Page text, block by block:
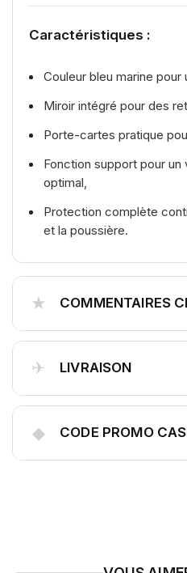
Caractéristiques :
Couleur bleu marine pour
Miroir intégré pour des
Porte-cartes pratique
Fonction support pour un
optimal,
Protection complète
et la poussière.
★ COMMENTAIRES
✈ LIVRAISON
◆ CODE PROMO